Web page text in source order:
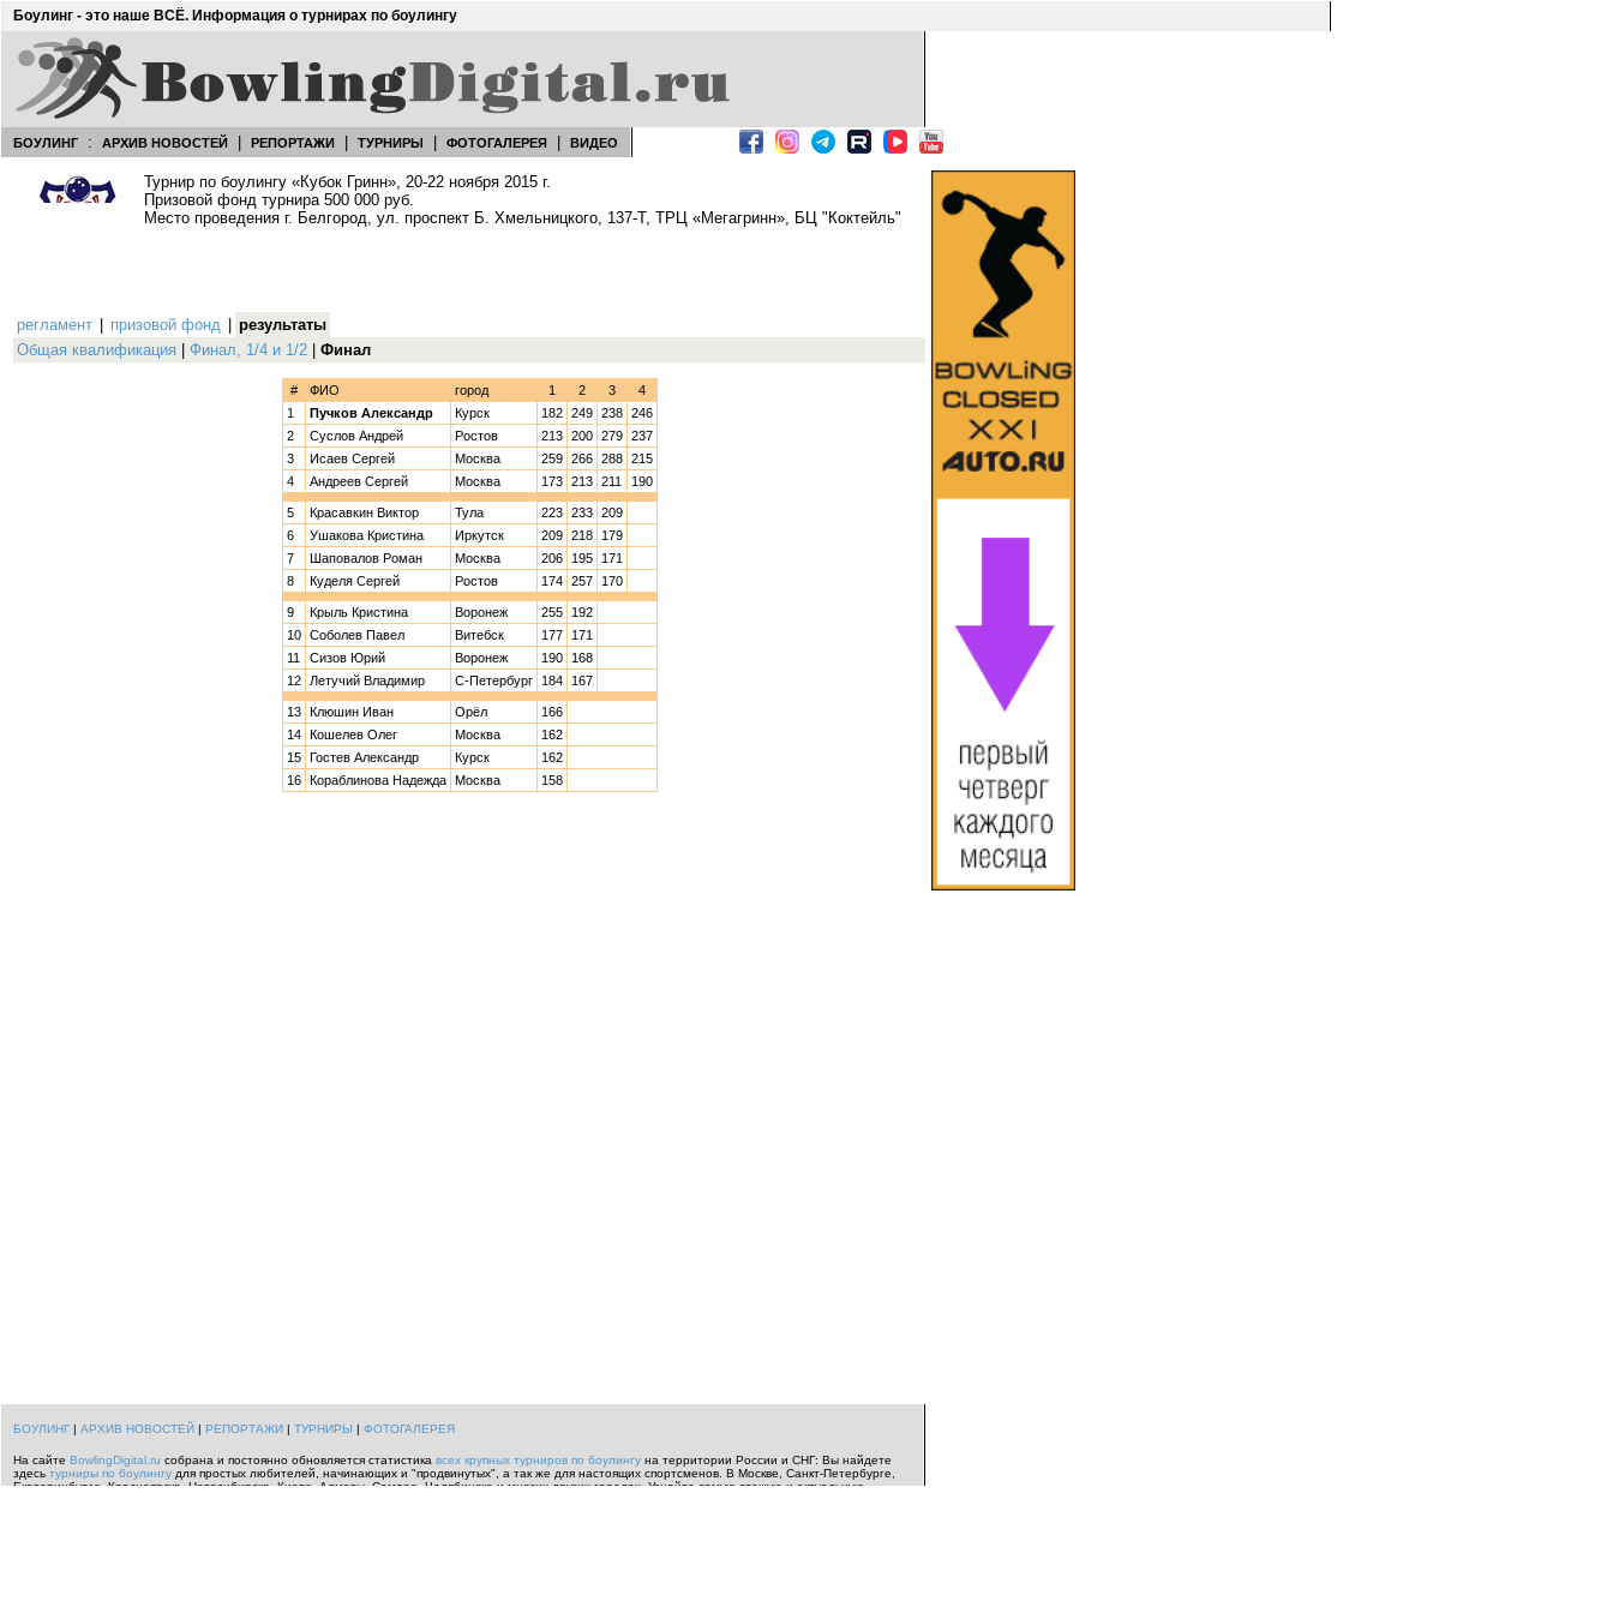
Боулинг - это наше ВСЁ. Информация о турнирах по боулингу
БОУЛИНГ : АРХИВ НОВОСТЕЙ РЕПОРТАЖИ ТУРНИРЫ ФОТОГАЛЕРЕЯ ВИДЕО
Турнир по боулингу «Кубок Гринн», 20-22 ноября 2015 г.
Призовой фонд турнира 500 000 руб.
Место проведения г. Белгород, ул. проспект Б. Хмельницкого, 137-Т, ТРЦ «Мегагринн», БЦ "Коктейль"
регламент призовой фонд
результаты
Общая квалификация
Финал, 1/4 и 1/2 Финал
# ФИО город 1 2 3
4
1
Пучков Александр Курск 182 249 238
246
2
Суслов Андрей Ростов 213 200 279
237
3
Исаев Сергей Москва 259 266 288
215
4
Андреев Сергей Москва 173 213 211 190
5 Красавкин Виктор Тула 223 233
209
6
Ушакова Кристина Иркутск 209 218
179
7
Шаповалов Роман Москва 206 195
171
8
Куделя Сергей Ростов 174 257 170
9 Крыль Кристина Воронеж 255
192
10
Соболев Павел Витебск 177
171
11
Сизов Юрий Воронеж 190
168
12
Летучий Владимир С-Петербург 184 167
13 Клюшин Иван Орёл
166
14
Кошелев Олег Москва
162
15
Гостев Александр Курск
162
16
Кораблинова Надежда Москва 158
БОУЛИНГ| АРХИВ НОВОСТЕЙ | РЕПОРТАЖИ | ТУРНИРЫ | ФОТОГАЛЕРЕЯ
На сайте BowlingDigital.ru собрана и постоянно обновляется статистика всех крупных турниров по боулингу на территории России и СНГ: Вы найдете
здесь турниры по боулингу для простых любителей, начинающих и "продвинутых", а так же для настоящих спортсменов. В Москве, Санкт-Петербурге,
Екатеринбурге, Красноярске, Новосибирске, Киеве, Алматы, Самаре, Челябинске и многих других городах. Узнайте самую свежую и актуальную